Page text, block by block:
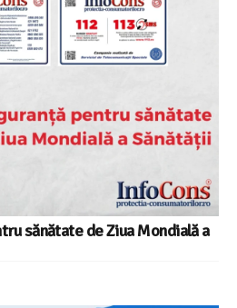
sănătate de Ziua Mondială a